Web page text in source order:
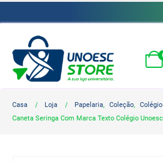
Casa Loja Papelaria, Coleção,
Caneta Seringa Com Marca Texto Colégio Unoesc